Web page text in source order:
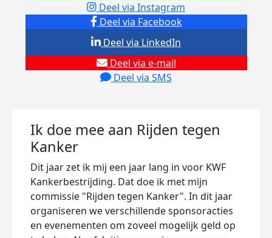
Deel via Facebook
Deel via Instagram
Deel via e-mail
Deel via SMS
Deel via LinkedIn
Ik doe mee aan Rijden tegen
Kanker
Dit jaar zet ik mij een jaar lang in voor KWF
Kankerbestrijding. Dat doe ik met mijn
commissie "Rijden tegen Kanker". In dit jaar
organiseren we verschillende sponsoracties
en evenementen om zoveel mogelijk geld op